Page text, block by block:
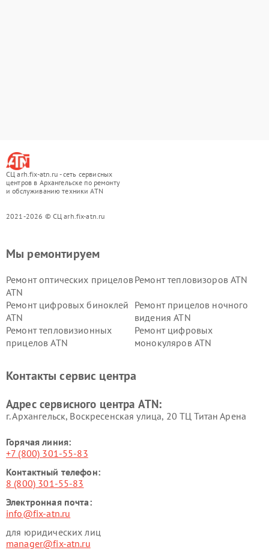
СЦ arh.fix-atn.ru - сеть сервисных
центров в Архангельске по ремонту
и обслуживанию техники ATN
2021-2026 © СЦ arh.fix-atn.ru
Мы ремонтируем
Ремонт оптических прицелов
ATN
Ремонт тепловизоров ATN
Ремонт цифровых биноклей
ATN
Ремонт прицелов ночного
видения ATN
Ремонт тепловизионных
прицелов ATN
Ремонт цифровых
монокуляров ATN
Контакты сервис центра
Адрес сервисного центра ATN:
г. Архангельск, Воскресенская улица, 20 ТЦ Титан Арена
Горячая линия:
+7 (800) 301-55-83
Контактный телефон:
8 (800) 301-55-83
Электронная почта:
info@fix-atn.ru
для юридических лиц
manager@fix-atn.ru